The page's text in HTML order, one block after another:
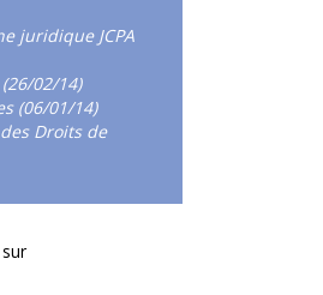
juridique JCPA
02/14)
(06/01/14)
Droits de